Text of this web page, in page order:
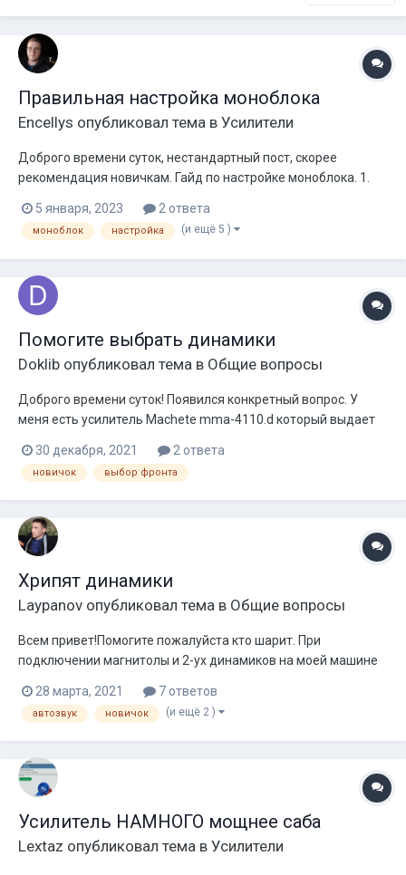
Правильная настройка моноблока
Encellys опубликовал тема в Усилители
Доброго времени суток, нестандартный пост, скорее
рекомендация новичкам. Гайд по настройке моноблока. 1.
2. Гейн настраиваем на подключенном сабе. Подключаем
осцилограф к акустическим проводам саба, ищем
максимульную синусоиду на сигнале...
5 января, 2023 2 ответа
моноблок настройка (и ещё 5 )
Помогите выбрать динамики
Doklib опубликовал тема в Общие вопросы
Доброго времени суток! Появился конкретный вопрос. У
меня есть усилитель Machete mma-4110.d который выдает
динамики. Стоит выбор между Pride solo 100 который, как
видно по названию, выдает 100W номинала и Pride solo 150 у
которого номинал 1...
30 декабря, 2021 2 ответа
новичок выбор фронта
Хрипят динамики
Laypanov опубликовал тема в Общие вопросы
Всем привет!Помогите пожалуйста кто шарит. При
подключении магнитолы и 2-ух динамиков на моей машине
магнитолы и тех же колонок на машине друга играют прям
идеально. В чём может быть проблема?Единственное что
меняется это проводка на машин...
28 марта, 2021 7 ответов
автозвук новичок (и ещё 2 )
Усилитель НАМНОГО мощнее саба
Lextaz опубликовал тема в Усилители